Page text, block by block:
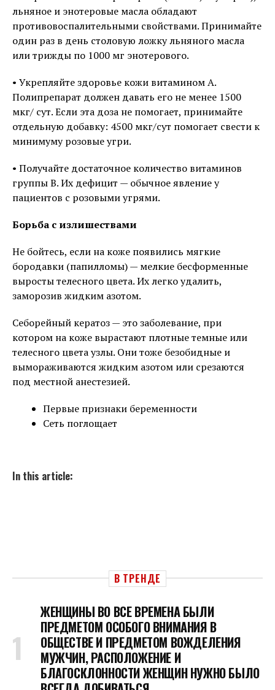
льняное и энотеровые масла обладают
противовоспалительными свойствами. Принимайте
один раз в день столовую ложку льняного масла
или трижды по 1000 мг энотерового.
• Укрепляйте здоровье кожи витамином А.
Полипрепарат должен давать его не менее 1500
мкг/ сут. Если эта доза не помогает, принимайте
отдельную добавку: 4500 мкг/сут помогает свести к
минимуму розовые угри.
• Получайте достаточное количество витаминов
группы В. Их дефицит — обычное явление у
пациентов с розовыми угрями.
Борьба с излишествами
Не бойтесь, если на коже появились мягкие
бородавки (папилломы) — мелкие бесформенные
выросты телесного цвета. Их легко удалить,
заморозив жидким азотом.
Себорейный кератоз — это заболевание, при
котором на коже вырастают плотные темные или
телесного цвета узлы. Они тоже безобидные и
вымораживаются жидким азотом или срезаются
под местной анестезией.
Первые признаки беременности
Сеть поглощает
In this article:
В ТРЕНДЕ
ЖЕНЩИНЫ ВО ВСЕ ВРЕМЕНА БЫЛИ
ПРЕДМЕТОМ ОСОБОГО ВНИМАНИЯ В
ОБЩЕСТВЕ И ПРЕДМЕТОМ ВОЖДЕЛЕНИЯ
МУЖЧИН, РАСПОЛОЖЕНИЕ И
БЛАГОСКЛОННОСТИ ЖЕНЩИН НУЖНО БЫЛО